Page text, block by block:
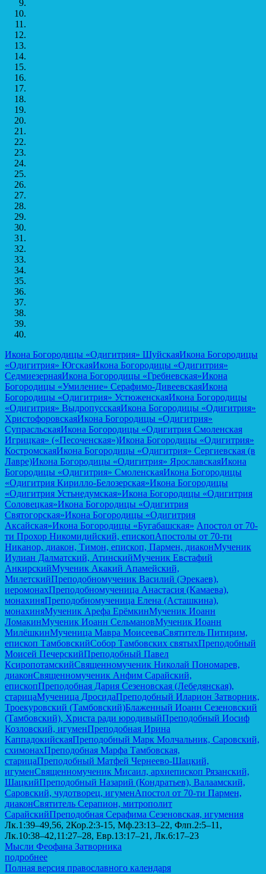
Икона Богородицы «Одигитрия» ШуйскаяИкона Богородицы
«Одигитрия» ЮгскаяИкона Богородицы «Одигитрия»
СедмиезернаяИкона Богородицы «Гребневская»Икона
Богородицы «Умиление» Серафимо-ДивеевскаяИкона
Богородицы «Одигитрия» УстюженскаяИкона Богородицы
«Одигитрия» ВыдропусскаяИкона Богородицы «Одигитрия»
ХристофоровскаяИкона Богородицы «Одигитрия»
СупрасльскаяИкона Богородицы «Одигитрия Смоленская
Игрицкая» («Песоченская»)Икона Богородицы «Одигитрия»
КостромскаяИкона Богородицы «Одигитрия» Сергиевская (в
Лавре)Икона Богородицы «Одигитрия» ЯрославскаяИкона
Богородицы «Одигитрия» СмоленскаяИкона Богородицы
«Одигитрия Кирилло-Белозерская»Икона Богородицы
«Одигитрия Устьнедумская»Икона Богородицы «Одигитрия
Соловецкая»Икона Богородицы «Одигитрия
Святогорская»Икона Богородицы «Одигитрия
Аксайская»Икона Богородицы «Бугабашская» Апостол от 70-
ти Прохор Никомидийский, епископАпостолы от 70-ти
Никанор, диакон, Тимон, епископ, Пармен, диаконМученик
Иулиан Далматский, АтинскийМученик Евстафий
АнкирскийМученик Акакий Апамейский,
МилетскийПреподобномученик Василий (Эрекаев),
иеромонахПреподобномученица Анастасия (Камаева),
монахиняПреподобномученица Елена (Асташкина),
монахиняМученик Арефа ЕрёмкинМученик Иоанн
ЛомакинМученик Иоанн СельмановМученик Иоанн
МилёшкинМученица Мавра МоисееваСвятитель Питирим,
епископ ТамбовскийСобор Тамбовских святыхПреподобный
Моисей ПечерскийПреподобный Павел
КсиропотамскийСвященномученик Николай Пономарев,
диаконСвященномученик Анфим Сарайский,
епископПреподобная Дария Сезеновская (Лебедянская),
старицаМученица ДросидаПреподобный Иларион Затворник,
Троекуровский (Тамбовский)Блаженный Иоанн Сезеновский
(Тамбовский), Христа ради юродивыйПреподобный Иосиф
Козловский, игуменПреподобная Ирина
КаппадокийскаяПреподобный Марк Молчальник, Саровский,
схимонахПреподобная Марфа Тамбовская,
старицаПреподобный Матфей Чернеево-Шацкий,
игуменСвященномученик Мисаил, архиепископ Рязанский,
ШацкийПреподобный Назарий (Кондратьев), Валаамский,
Саровский, чудотворец, игуменАпостол от 70-ти Пармен,
диаконСвятитель Серапион, митрополит
СарайскийПреподобная Серафима Сезеновская, игумения
Лк.1:39–49,56, 2Кор.2:3-15, Мф.23:13–22, Флп.2:5–11,
Лк.10:38–42,11:27–28, Евр.13:17–21, Лк.6:17–23
Мысли Феофана Затворника
подробнее
Полная версия православного календаря